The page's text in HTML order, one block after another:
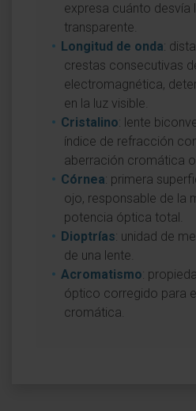
expresa cuánto desvía
transparente.
Longitud de onda:
crestas consecutivas
electromagnética,
en la luz visible.
Cristalino: lente
índice de refracción
aberración cromática
Córnea: primera
ojo, responsable de la
potencia óptica total.
Dioptrías: unidad de
de una lente.
Acromatismo:
óptico corregido para
cromática.